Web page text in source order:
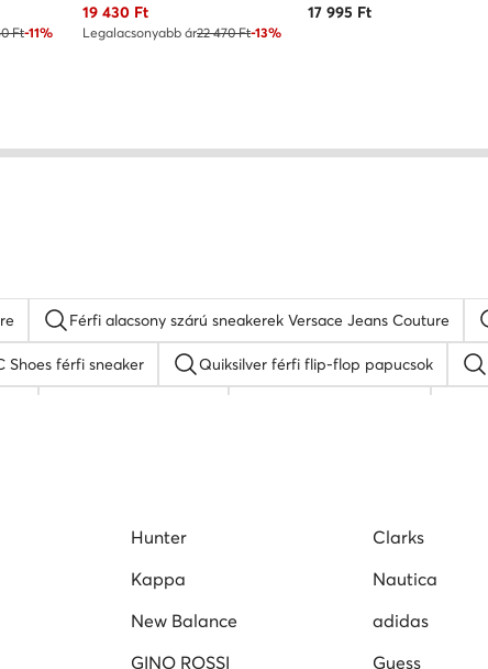
Ft-11%
Aktuális ár
19 430Ft
Legalacsonyabb ár22 470 Ft-13%
17 995 Ft
Férfi alacsony szárú sneakerek Versace Jeans Couture
Shoes férfi sneaker Quiksilver férfi flip-flop papucsok
Hunter Clarks
Kappa Nautica
New Balance adidas
GINO ROSSI Guess